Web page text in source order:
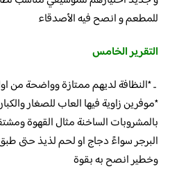
للمطعم و انصح فيه الأصدقاء
التقرير الخامس
.. *النظافة لديهم ممتازة وواضحة من
*موفرين زاوية فيها العاب للصغار
بالمشروبات الساخنة مثال القهوة
البرجر سواءً دجاج او لحم لذيذ حتى
وخطير انصح به بقوة